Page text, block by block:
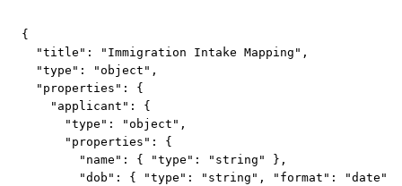
{
  "title": "Immigration Intake Mapping",
  "type": "object",
  "properties": {
    "applicant": {
      "type": "object",
      "properties": {
        "name": { "type": "string" },
"dob": { "type": "string", "format": "date"